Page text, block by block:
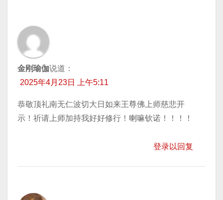
金刚瑜伽说道：
2025年4月23日 上午5:11
恭敬顶礼南无仁波切大日如来王尊佛上师慈悲开
示！祈请上师加持我好好修行！喇嘛钦诺！！！！
登录以回复